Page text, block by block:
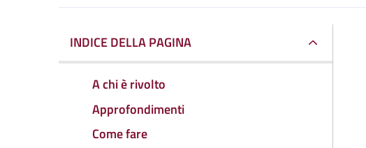
INDICE DELLA PAGINA
A chi è rivolto
Approfondimenti
Come fare